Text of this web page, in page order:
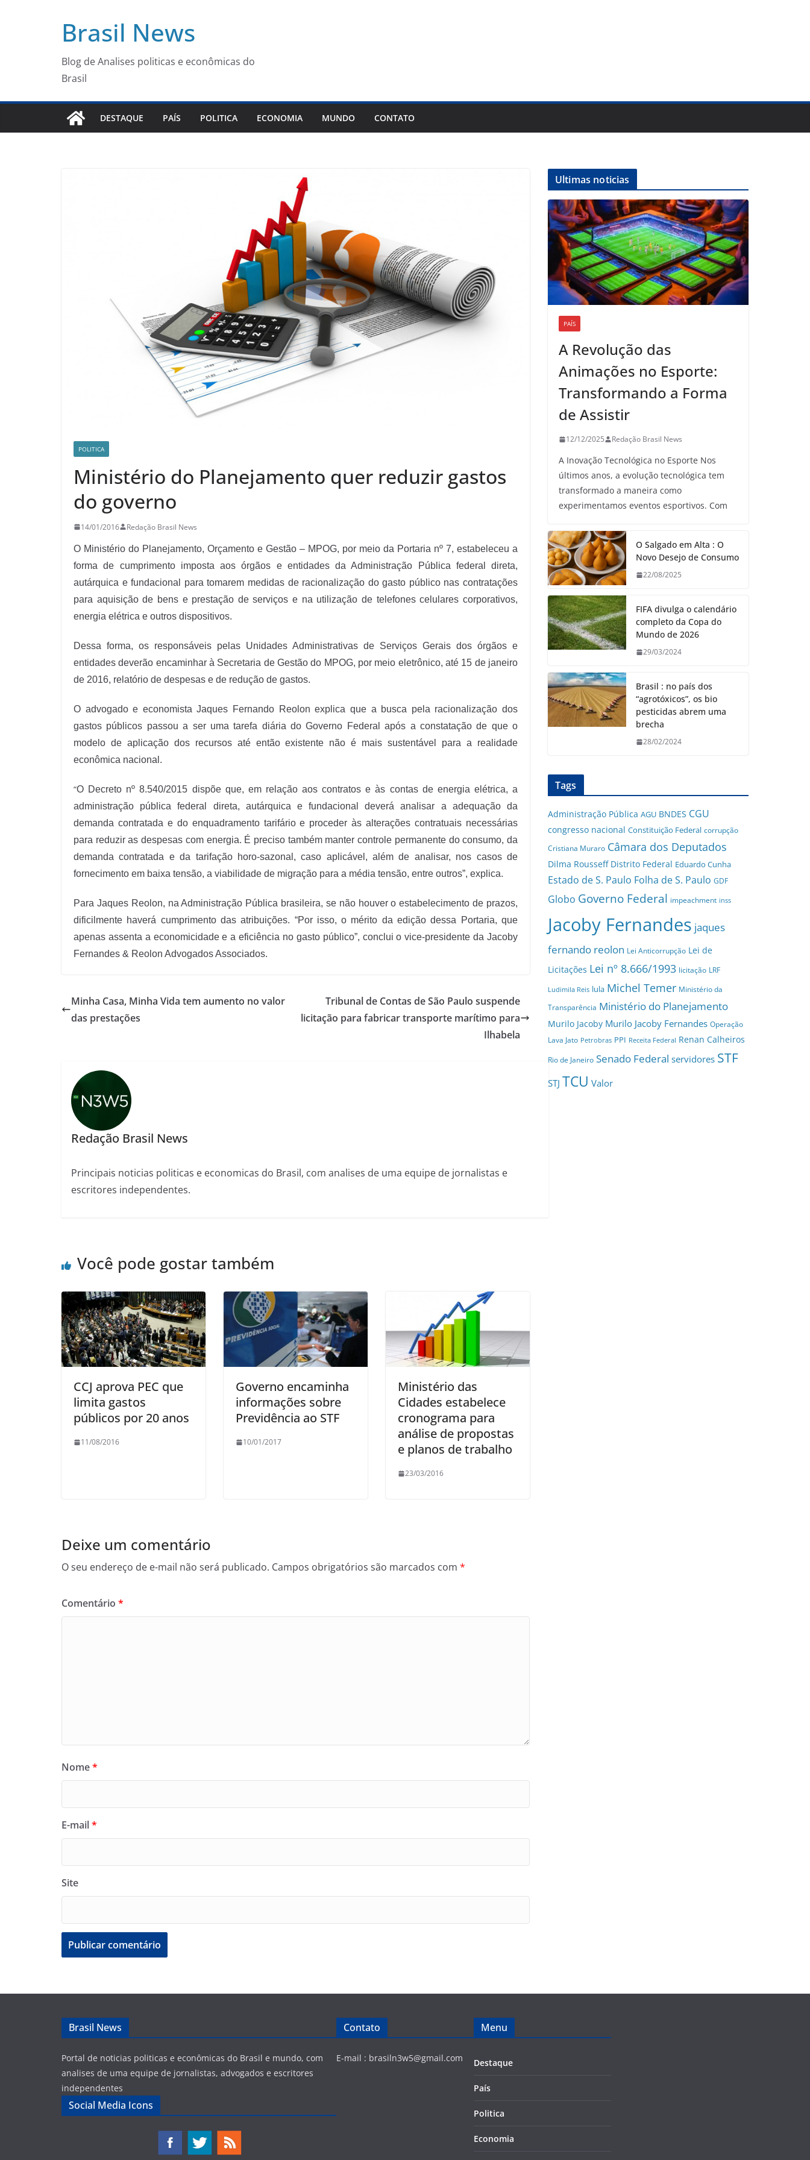
Brasil News
Blog de Analises politicas e econômicas do
Brasil
DESTAQUE PAÍS POLITICA ECONOMIA MUNDO CONTATO
POLITICA
Ministério do Planejamento quer reduzir gastos
do governo
14/01/2016 Redação Brasil News
O Ministério do Planejamento, Orçamento e Gestão – MPOG, por meio da Portaria nº 7, estabeleceu a
forma de cumprimento imposta aos órgãos e entidades da Administração Pública federal direta,
autárquica e fundacional para tomarem medidas de racionalização do gasto público nas contratações
para aquisição de bens e prestação de serviços e na utilização de telefones celulares corporativos,
energia elétrica e outros dispositivos.
Dessa forma, os responsáveis pelas Unidades Administrativas de Serviços Gerais dos órgãos e
entidades deverão encaminhar à Secretaria de Gestão do MPOG, por meio eletrônico, até 15 de janeiro
de 2016, relatório de despesas e de redução de gastos.
O advogado e economista Jaques Fernando Reolon explica que a busca pela racionalização dos
gastos públicos passou a ser uma tarefa diária do Governo Federal após a constatação de que o
modelo de aplicação dos recursos até então existente não é mais sustentável para a realidade
econômica nacional.
“O Decreto nº 8.540/2015 dispõe que, em relação aos contratos e às contas de energia elétrica, a
administração pública federal direta, autárquica e fundacional deverá analisar a adequação da
demanda contratada e do enquadramento tarifário e proceder às alterações contratuais necessárias
para reduzir as despesas com energia. É preciso também manter controle permanente do consumo, da
demanda contratada e da tarifação horo-sazonal, caso aplicável, além de analisar, nos casos de
fornecimento em baixa tensão, a viabilidade de migração para a média tensão, entre outros”, explica.
Para Jaques Reolon, na Administração Pública brasileira, se não houver o estabelecimento de prazos,
dificilmente haverá cumprimento das atribuições. “Por isso, o mérito da edição dessa Portaria, que
apenas assenta a economicidade e a eficiência no gasto público”, conclui o vice-presidente da Jacoby
Fernandes & Reolon Advogados Associados.
Minha Casa, Minha Vida tem aumento no valor
das prestações
Tribunal de Contas de São Paulo suspende
licitação para fabricar transporte marítimo para
Ilhabela
Redação Brasil News
Principais noticias politicas e economicas do Brasil, com analises de uma equipe de jornalistas e
escritores independentes.
Você pode gostar também
CCJ aprova PEC que
limita gastos
públicos por 20 anos
11/08/2016
Governo encaminha
informações sobre
Previdência ao STF
10/01/2017
Ministério das
Cidades estabelece
cronograma para
análise de propostas
e planos de trabalho
23/03/2016
Deixe um comentário
O seu endereço de e-mail não será publicado. Campos obrigatórios são marcados com *
Comentário *
Nome*
E-mail*
Site
Ultimas noticias
PAÍS
A Revolução das
Animações no Esporte:
Transformando a Forma
de Assistir
12/12/2025 Redação Brasil News
A Inovação Tecnológica no Esporte Nos
últimos anos, a evolução tecnológica tem
transformado a maneira como
experimentamos eventos esportivos. Com
O Salgado em Alta : O
Novo Desejo de Consumo
22/08/2025
FIFA divulga o calendário
completo da Copa do
Mundo de 2026
29/03/2024
Brasil : no país dos
“agrotóxicos”, os bio
pesticidas abrem uma
brecha
28/02/2024
Tags
Administração Pública AGU BNDES CGU
congresso nacional Constituição Federal corrupção
Cristiana Muraro Câmara dos Deputados
Dilma Rousseff Distrito Federal Eduardo Cunha
Estado de S. Paulo Folha de S. Paulo GDF
Globo Governo Federal impeachment inss
Jacoby Fernandes jaques
fernando reolon Lei Anticorrupção Lei de
Licitações Lei nº 8.666/1993 licitação LRF
Ludimila Reis lula Michel Temer Ministério da
Transparência Ministério do Planejamento
Murilo Jacoby Murilo Jacoby Fernandes Operação
Lava Jato Petrobras PPI Receita Federal Renan Calheiros
Rio de Janeiro Senado Federal servidores STF
STJ TCU Valor
Brasil News
Portal de noticias politicas e econômicas do Brasil e mundo, com
analises de uma equipe de jornalistas, advogados e escritores
independentes
Social Media Icons
Contato
E-mail : brasiln3w5@gmail.com
Menu
Destaque
País
Politica
Economia